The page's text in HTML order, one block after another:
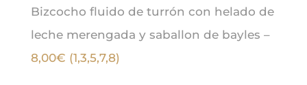
Bizcocho fluido de turrón con helado de
leche merengada y saballon de bayles –
8,00€ (1,3,5,7,8)